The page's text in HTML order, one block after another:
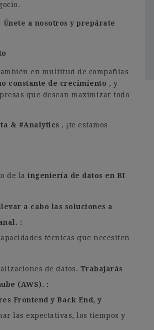
Únete a nosotros y prepárate
en multitud de compañías
constante de crecimiento , y
que desean maximizar todo
& #Analytics , ¡te estamos
de la ingeniería de datos en BI
a cabo las soluciones a
técnicas que necesiten
de datos. Trabajarás
(AWS).
Frontend y Back End, y
las expectativas, los tiempos y